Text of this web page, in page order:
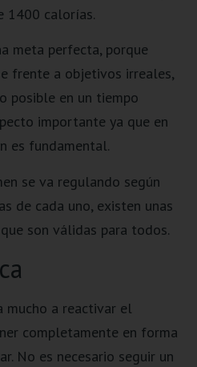
1400 calorías.
meta perfecta, porque
frente a objetivos irreales,
posible en un tiempo
importante ya que en
es fundamental.
se va regulando según
de cada uno, existen unas
son válidas para todos.
mucho a reactivar el
completamente en forma
No es necesario seguir un